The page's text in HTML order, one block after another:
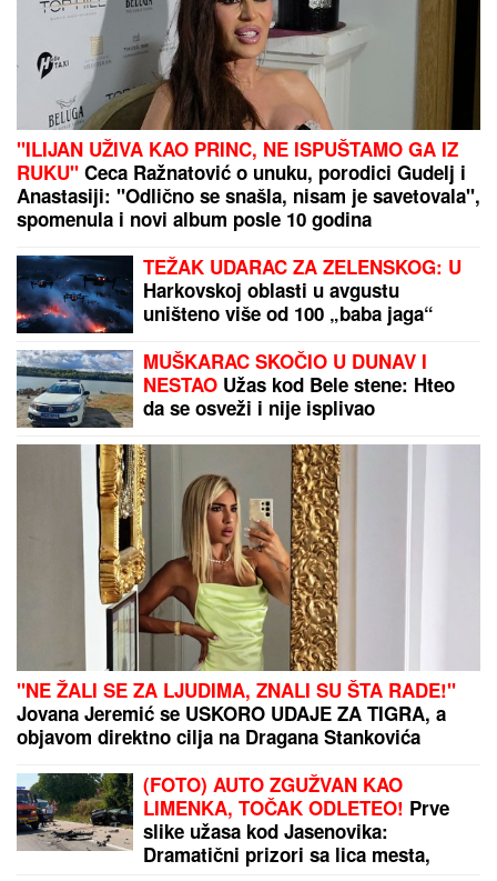
"ILIJAN UŽIVA KAO PRINC, NE ISPUŠTAMO GA IZ
RUKU" Ceca Ražnatović o unuku, porodici Gudelj i
Anastasiji: "Odlično se snašla, nisam je savetovala",
spomenula i novi album posle 10 godina
TEŽAK UDARAC ZA ZELENSKOG: U
Harkovskoj oblasti u avgustu
uništeno više od 100 „baba jaga“
MUŠKARAC SKOČIO U DUNAV I
NESTAO Užas kod Bele stene: Hteo
da se osveži i nije isplivao
"NE ŽALI SE ZA LJUDIMA, ZNALI SU ŠTA RADE!"
Jovana Jeremić se USKORO UDAJE ZA TIGRA, a
objavom direktno cilja na Dragana Stankovića
(FOTO) AUTO ZGUŽVAN KAO
LIMENKA, TOČAK ODLETEO! Prve
slike užasa kod Jasenovika:
Dramatični prizori sa lica mesta,